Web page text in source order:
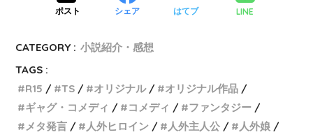
ポスト シェア はてブ LINE
CATEGORY : 小説紹介・感想
TAGS :
R15
TS オリジナル
オリジナル作品
ギャグ・コメディ
コメディ
ファンタジー
メタ発言
人外ヒロイン 人外主人公
人外娘